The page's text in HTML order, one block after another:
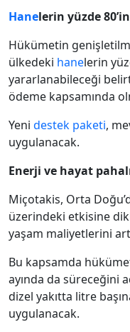
Hanelerin yüzde
Hükümetin
ülkedeki hanelerin
yararlanabileceği
ödeme kapsamında
Yeni destek paketi,
uygulanacak.
Enerji ve hayat
Miçotakis, Orta
üzerindeki etkisine
yaşam maliyetlerini
Bu kapsamda
ayında da süreceğini
dizel yakıtta litre
uygulanacak.